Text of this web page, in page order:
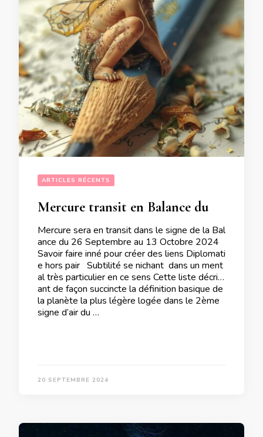
ARTICLES RÉCENTS
Mercure sera en transit dans le signe de la Bal
ance du 26 Septembre au 13 Octobre 2024
Savoir faire inné pour créer des liens Diplomati
e hors pair Subtilité se nichant dans un ment
al très particulier en ce sens Cette liste décriv
ant de façon succincte la définition basique de
la planète la plus légère logée dans le 2ème
signe d’air du …
20 SEPTEMBRE 2024